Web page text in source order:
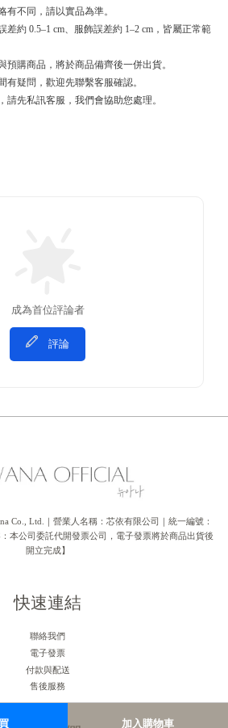
加入購物車
不同，請以實品為準。
約 0.5–1 cm、服飾誤差約 1–2 cm，皆屬正常範
購商品，將於商品備齊後一併出貨。
疑問，歡迎先聯繫客服確認。
先私訊客服，我們會協助您處理。
成為首位評論者
評論
Co., Ltd.｜營業人名稱：芯依有限公司｜統一編號：
本公司委託代開發票公司，電子發票將於商品出貨後
開立完成】
快速連結
聯絡我們
電子發票
付款與配送
售後服務